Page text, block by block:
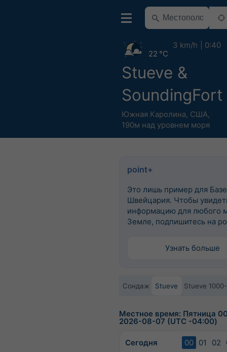
Stueve &
SoundingFort
Южная Каролина, США,
190м над уровнем моря
22 °C
3 km/h 0:40
point+
Это лишь пример для
Швейцария. Чтобы
информацию для любого
Земле, подпишитесь на
Узнать больше
Сондаж Stueve Stueve
Местное время: Пятница
2026-08-07 (UTC -04:00)
Сегодня 00 01 02